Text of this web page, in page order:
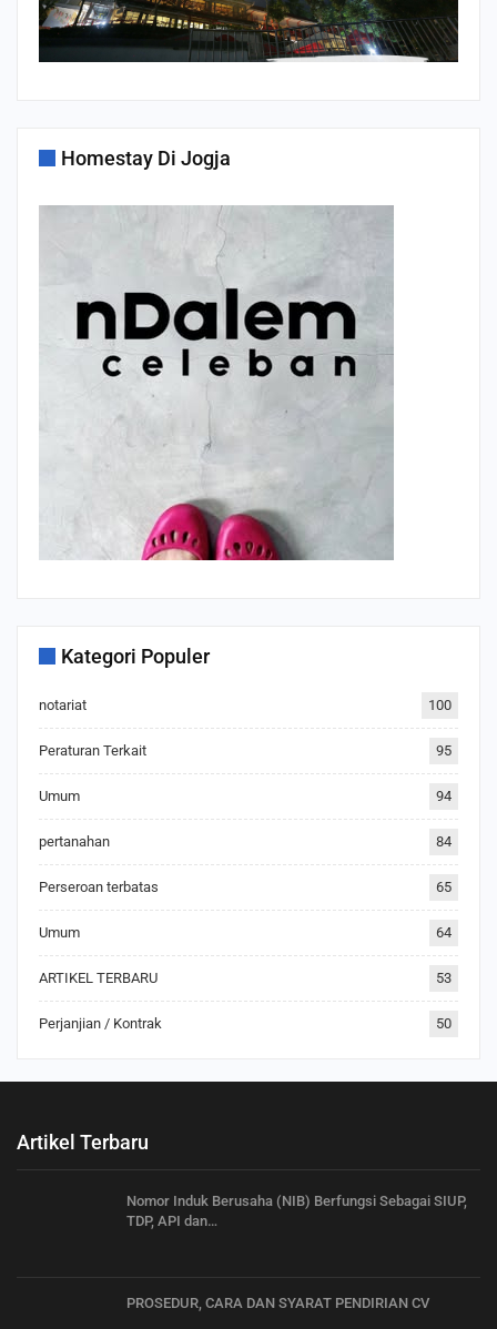
Homestay Di Jogja
Kategori Populer
notariat 100
Peraturan Terkait 95
Umum 94
pertanahan 84
Perseroan terbatas 65
Umum 64
ARTIKEL TERBARU 53
Perjanjian / Kontrak 50
Artikel Terbaru
Nomor Induk Berusaha (NIB) Berfungsi Sebagai SIUP,
TDP, API dan…
PROSEDUR, CARA DAN SYARAT PENDIRIAN CV